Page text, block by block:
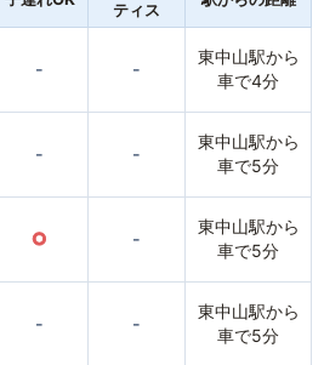
ティス
- -
東中山駅から
車で4分
- -
東中山駅から
車で5分
○ -
東中山駅から
車で5分
- -
東中山駅から
車で5分